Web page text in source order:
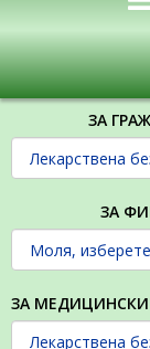
ЗА
ЗА
ЗА